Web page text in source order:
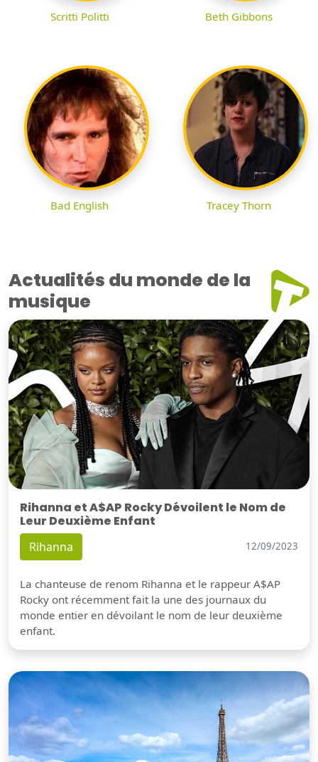
Scritti Politti Beth Gibbons
Bad English Tracey Thorn
Actualités du monde de la
musique
Rihanna et A$AP Rocky Dévoilent le Nom de
Leur Deuxième Enfant
Rihanna 12/09/2023
La chanteuse de renom Rihanna et le rappeur A$AP
Rocky ont récemment fait la une des journaux du
monde entier en dévoilant le nom de leur deuxième
enfant.